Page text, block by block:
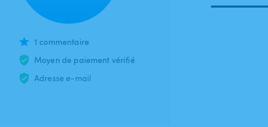
1 commentaire
Moyen de paiement vérifié
Adresse e-mail